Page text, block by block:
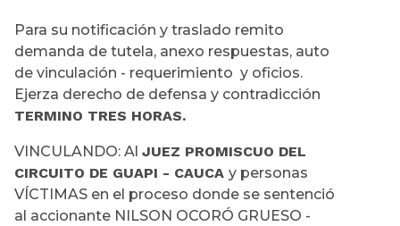
Para su notificación y traslado remito
demanda de tutela, anexo respuestas, auto
de vinculación - requerimiento y oficios.
Ejerza derecho de defensa y contradicción
TERMINO TRES HORAS.
VINCULANDO: Al JUEZ PROMISCUO DEL
CIRCUITO DE GUAPI - CAUCA y personas
VÍCTIMAS en el proceso donde se sentenció
al accionante NILSON OCORÓ GRUESO -